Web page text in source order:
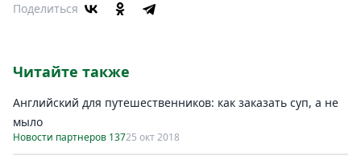
Поделиться
Читайте также
Английский для путешественников: как заказать суп, а не
мыло
Новости партнеров 13725 окт 2018